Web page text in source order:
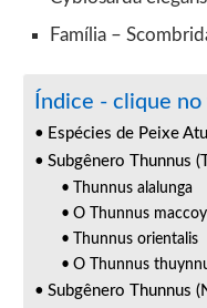
Família –
Índice - clique
Espécies de Peixe
Subgênero Thunnus
Thunnus alalunga
O Thunnus
Thunnus orientalis
O Thunnus
Subgênero Thunnus